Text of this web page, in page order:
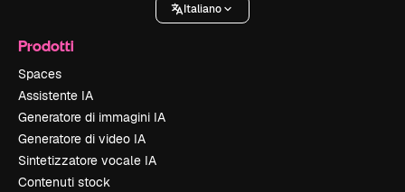
Italiano
Prodotti
Spaces
Assistente IA
Generatore di immagini IA
Generatore di video IA
Sintetizzatore vocale IA
Contenuti stock